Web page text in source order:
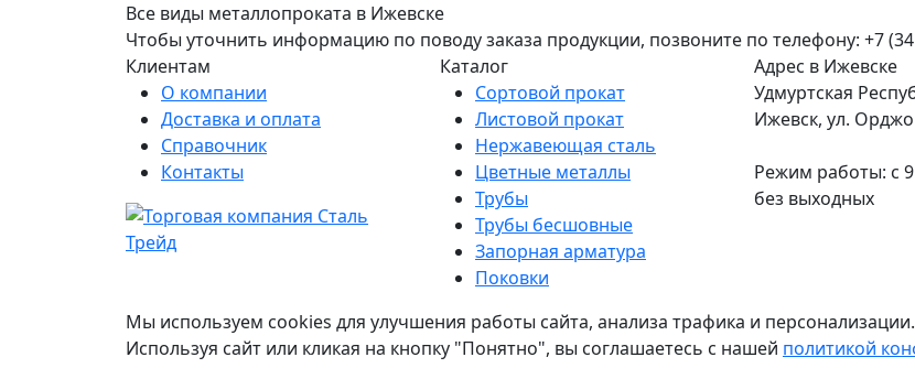
Все виды металлопроката в Ижевске
Чтобы уточнить информацию по поводу заказа продукции, позвоните по телефону: +7
Клиентам
О компании
Доставка и оплата
Справочник
Контакты
Каталог
Сортовой прокат
Листовой прокат
Нержавеющая сталь
Цветные металлы
Трубы
Трубы бесшовные
Запорная арматура
Поковки
Адрес в Ижевске
Удмуртская
Ижевск, ул.
Режим работы: c
без выходных
Мы используем cookies для улучшения работы сайта, анализа трафика и персонализации.
Используя сайт или кликая на кнопку "Понятно", вы соглашаетесь с нашей политикой